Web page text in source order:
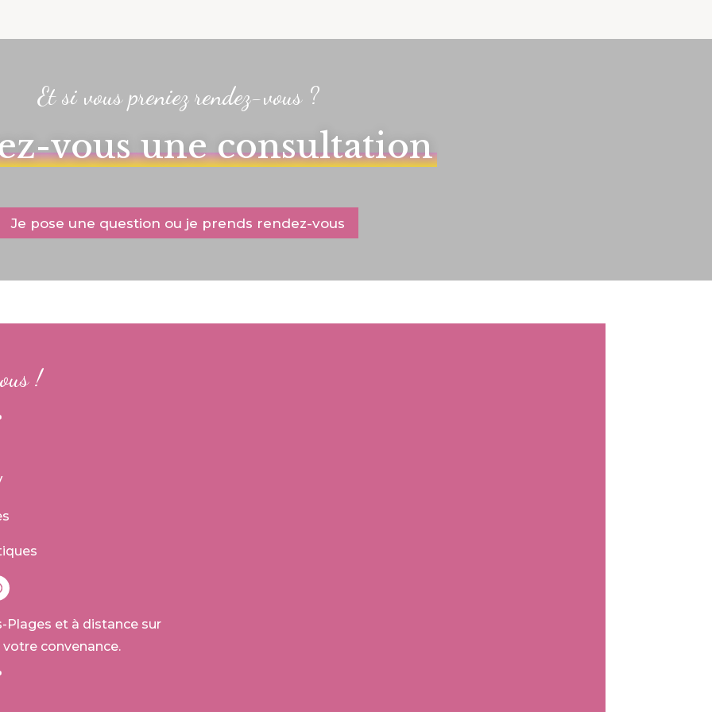
Et si vous preniez rendez-vous ?
vous une consultation
Je pose une question ou je prends rendez-vous
!
Plages et à distance sur
convenance.